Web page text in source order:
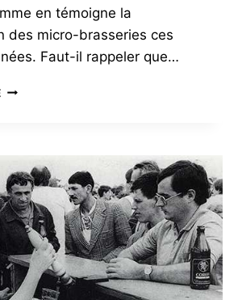
en témoigne la
des micro-brasseries ces
Faut-il rappeler que…
LA
TERRITOIRES